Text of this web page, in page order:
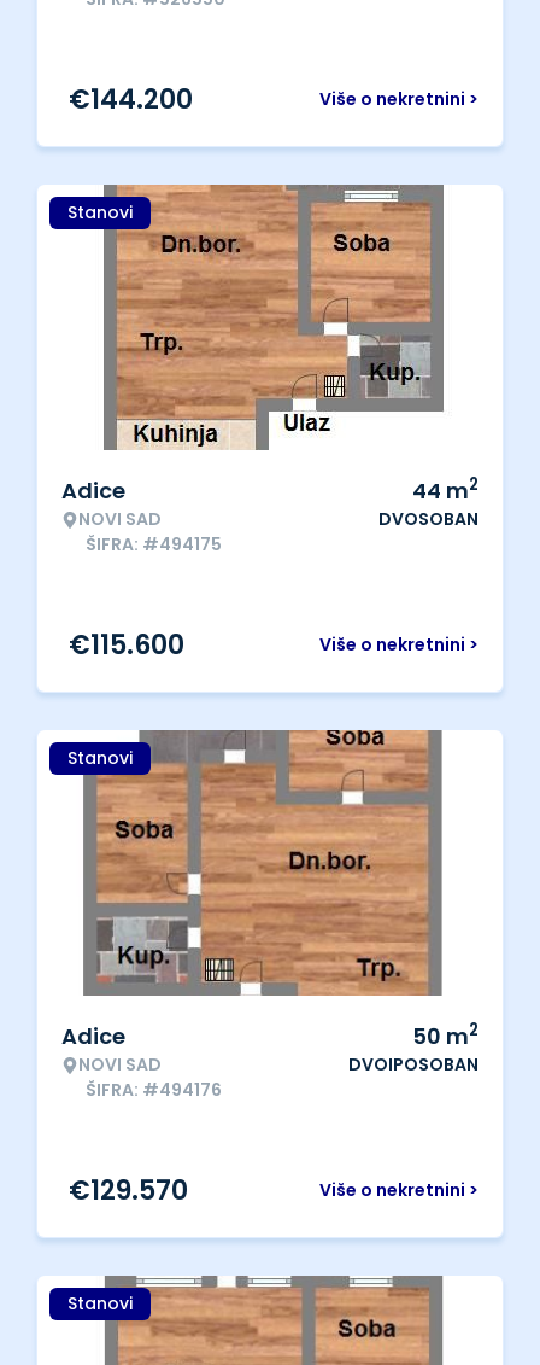
Više o nekretnini >
€144.200
Stanovi
Adice
NOVI SAD
ŠIFRA: #494175
44 m2
DVOSOBAN
Više o nekretnini >
€115.600
Stanovi
Adice
NOVI SAD
ŠIFRA: #494176
50 m2
DVOIPOSOBAN
Više o nekretnini >
€129.570
Stanovi